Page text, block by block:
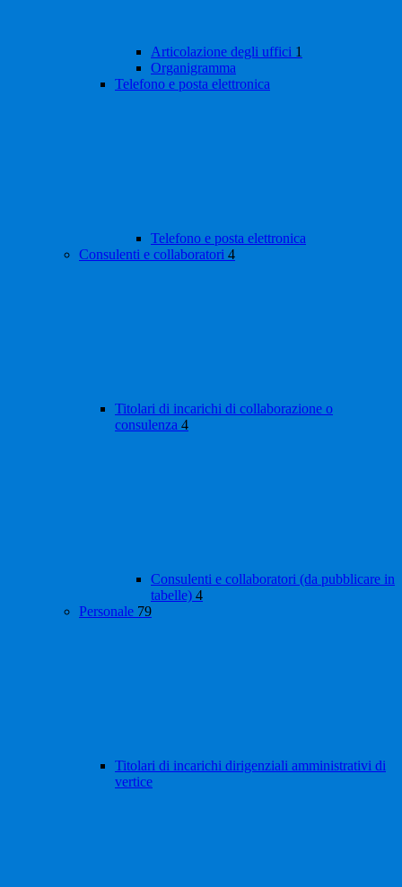
Articolazione degli uffici 1
Organigramma
Telefono e posta elettronica
Telefono e posta elettronica
Consulenti e collaboratori 4
Titolari di incarichi di collaborazione o
consulenza 4
Consulenti e collaboratori (da pubblicare in
tabelle) 4
Personale 79
Titolari di incarichi dirigenziali amministrativi di
vertice